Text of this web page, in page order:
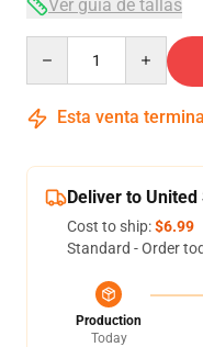
Ver guía de tallas
Esta venta
Deliver to United
Cost to ship:$6.99
Standard - Order
Production
Today